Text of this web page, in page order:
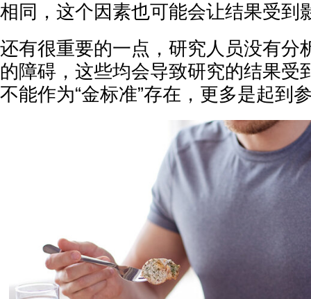
相同，这个因素也可能会让结果受到
还有很重要的一点，研究人员没有分
的障碍，这些均会导致研究的结果受
不能作为“金标准”存在，更多是起到